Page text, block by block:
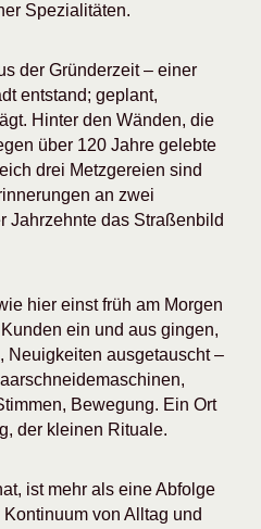
Spezialitäten.
der Gründerzeit – einer
entstand; geplant,
Hinter den Wänden, die
über 120 Jahre gelebte
drei Metzgereien sind
an zwei
Jahrzehnte das Straßenbild
hier einst früh am Morgen
ein und aus gingen,
Neuigkeiten ausgetauscht –
Bewegung. Ein Ort
der kleinen Rituale.
ist mehr als eine Abfolge
von Alltag und